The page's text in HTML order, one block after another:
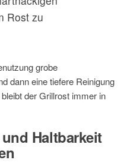
Rost zu
grobe
dann eine tiefere Reinigung
der Grillrost immer in
Haltbarkeit